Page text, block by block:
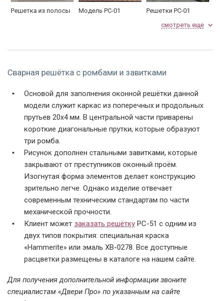
Решетка из полосы
цена 2268 руб.
Модель РС-01 Решетки РС-01
Решетка РС-01
эмалью
Модель РС-03 Модель РС-03
смотреть еще
Сварная решётка с ромбами и завитками
Основой для заполнения оконной решётки данной
модели служит каркас из поперечных и продольных
прутьев 20х4 мм. В центральной части приварены
короткие диагональные прутки, которые образуют
три ромба.
Рисунок дополнен стальными завитками, которые
закрывают от преступников оконный проём.
Изогнутая форма элементов делает конструкцию
зрительно легче. Однако изделие отвечает
современным техническим стандартам по части
механической прочности.
Клиент может заказать решётку РС-51 с одним из
двух типов покрытия: специальная краска
«Hammerite» или эмаль ХВ-0278. Все доступные
расцветки размещены в каталоге на нашем сайте.
Для получения дополнительной информации звоните
специалистам «Двери Про» по указанным на сайте